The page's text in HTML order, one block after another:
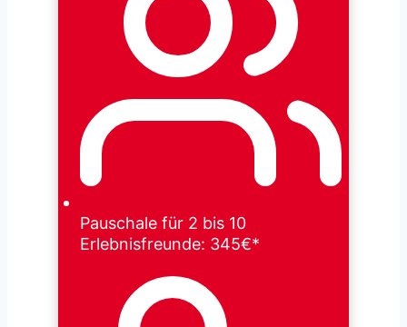
Pauschale für 2 bis 10
Erlebnisfreunde: 345€*